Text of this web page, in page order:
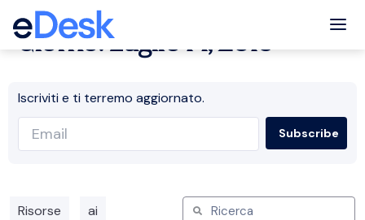
Giorno: Luglio 14, 2016
Iscriviti e ti terremo aggiornato.
Risorse ai